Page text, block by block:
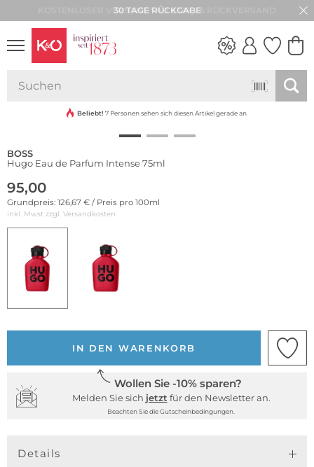
30 TAGE RÜCKGABE
VIBES
Beliebt! 7 Personen sehen sich diesen Artikel gerade an
BOSS
Hugo Eau de Parfum Intense 75ml
95,00
Grundpreis: 126,67 € / Preis pro 100ml
inkl. Mwst zzgl. Versandkosten
IN DEN WARENKORB
Wollen Sie -10% sparen?
Melden Sie sich jetzt für den Newsletter an.
Beachten Sie die Gutscheinbedingungen.
Details